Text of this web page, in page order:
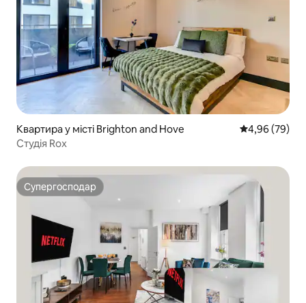
Квартира у місті Brighton and Hove Середня
4,96 (79)
Студія Rox
Супергосподар
Супергосподар